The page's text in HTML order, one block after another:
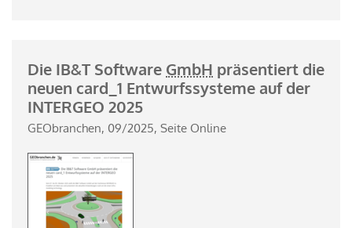
Die IB&T Software GmbH präsentiert die
neuen card_1 Entwurfssysteme auf der
INTERGEO 2025
GEObranchen, 09/2025, Seite Online